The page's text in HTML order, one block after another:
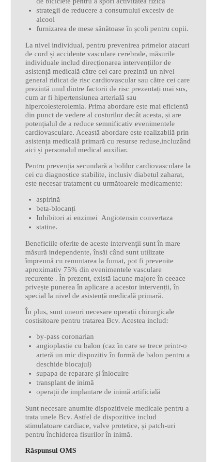
strategii de reducere a consumului excesiv de
alcool
furnizarea de mese sănătoase în școli pentru copii.
La nivel individual, pentru prevenirea primelor atacuri
de cord și accidente vasculare cerebrale, măsurile
individuale includ direcționarea intervențiilor de
asistență medicală către cei care prezintă un nivel
general ridicat de risc cardiovascular sau către cei care
prezintă unul dintre factorii de risc prezentați mai sus,
cum ar fi hipertensiunea arterială sau
hipercolesterolemia. Prima abordare este mai eficientă
din punct de vedere al costurilor decât acesta, și are
potențialul de a reduce semnificativ evenimentele
cardiovasculare. Această abordare este realizabilă prin
asistența medicală primară cu resurse reduse,incluzând
aici și personalul medical auxiliar.
Pentru prevenția secundară a bolilor cardiovasculare la
cei cu diagnostice stabilite, inclusiv diabetul zaharat,
este necesar tratament cu următoarele medicamente:
aspirină
beta-blocanți
Inhibitori ai enzimei Angiotensin convertaza
statine.
Beneficiile oferite de aceste intervenții sunt în mare
măsură independente, însăi când sunt utilizate
împreună cu renuntarea la fumat, pot fi prevenite
aproximativ 75% din evenimentele vasculare
recurente . În prezent, există lacune majore în ceeace
privește punerea în aplicare a acestor intervenții, în
special la nivel de asistență medicală primară.
În plus, sunt uneori necesare operații chirurgicale
costisitoare pentru tratarea Bcv. Acestea includ:
by-pass coronarian
angioplastie cu balon (caz în care se trece printr-o
arteră un mic dispozitiv în formă de balon pentru a
deschide blocajul)
supapa de reparare și înlocuire
transplant de inimă
operații de implantare de inimă artificială
Sunt necesare anumite dispozitivele medicale pentru a
trata unele Bcv. Astfel de dispozitive includ
stimulatoare cardiace, valve protetice, și patch-uri
pentru închiderea fisurilor în inimă.
Răspunsul OMS